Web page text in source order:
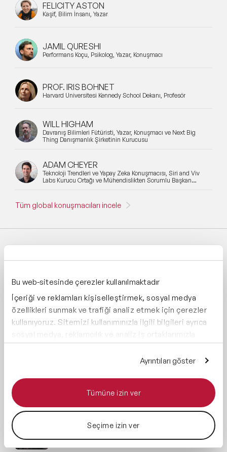
Bu web-sitesinde çerezler kullanılmaktadır
İçeriği ve reklamları kişiselleştirmek, sosyal medya
özellikleri sunmak ve trafiği analiz etmek için çerezler
kullanıyoruz. Sitemizi kullanımınızla ilgili bilgileri ayrıca
sosyal medya, reklamcılık ve analiz iş ortaklarımızla
paylaşabiliriz. İş ortaklarımız, bu bilgileri kendilerine
sağladığınız veya hizmetlerini kullanırken topladıkları
Ayrıntıları göster
Tümüne izin ver
Seçime izin ver
FELICITY ASTON
Kaşif, Bilim İnsanı, Yazar
JAMIL QURESHI
Performans Koçu, Psikolog, Yazar, Konuşmacı
PROF. IRIS BOHNET
Harvard Üniversitesi Kennedy School Dekanı, Profesör
WILL HIGHAM
Davranış Bilimleri Fütüristi, Yazar, Konuşmacı ve Next Big
Thing Danışmanlık Şirketinin Kurucusu
ADAM CHEYER
Teknoloji Trendleri ve Yapay Zeka Konuşmacısı, Siri and Viv
Labs Kurucu Ortağı ve Mühendislikten Sorumlu Başkan
Tüm global konuşmacıları incele
Geç Kalmamak İçin Kontrol Listesi
Çalışanları Yapay Zekâya Kazandırmanın 5
Hikâyesi
Finans-Ekonomi Konuşmacıları Türkiye'de
Business Influencer Projesi Nasıl Kurgulanır?